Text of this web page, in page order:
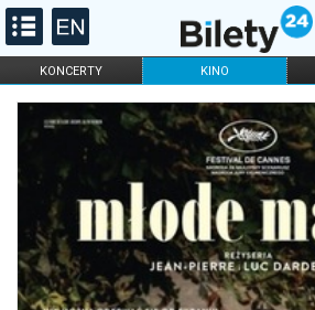
KONCERTY KINO
FILHARMONIA OPERA I BALET
DLA DZIECI
ONLINE